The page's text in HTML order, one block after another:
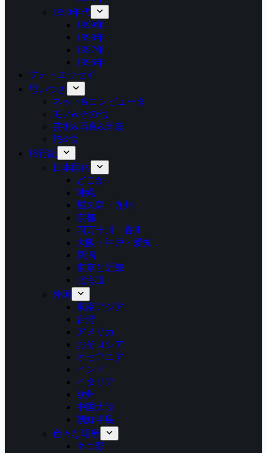
1990年代
1999年
1998年
1997年
1996年
フォトエッセイ
思いつき
ネット&コンピュータ
モノ&その他
芸術&写真&音楽
旅&食
旅行記
日本国内
どこか
沖縄
屋久島・九州
京都
四万十川・香川
大阪・神戸・愛知
新潟
東京と近郊
北海道
外国
東南アジア
台湾
アメリカ
おそロシア
オセアニア
インド
イタリア
欧州
中国大陸
朝鮮半島
色々な場所
ネコ類